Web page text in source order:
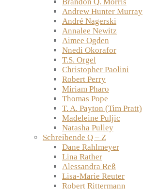
Andrew Hunter Murray
André Nagerski
Annalee Newitz
Aimee Ogden
Nnedi Okorafor
T.S. Orgel
Christopher Paolini
Robert Perry
Miriam Pharo
Thomas Pope
T. A. Payton (Tim Pratt)
Madeleine Puljic
Natasha Pulley
Schreibende Q – Z
Dane Rahlmeyer
Lina Rather
Alessandra Reß
Lisa-Marie Reuter
Robert Rittermann